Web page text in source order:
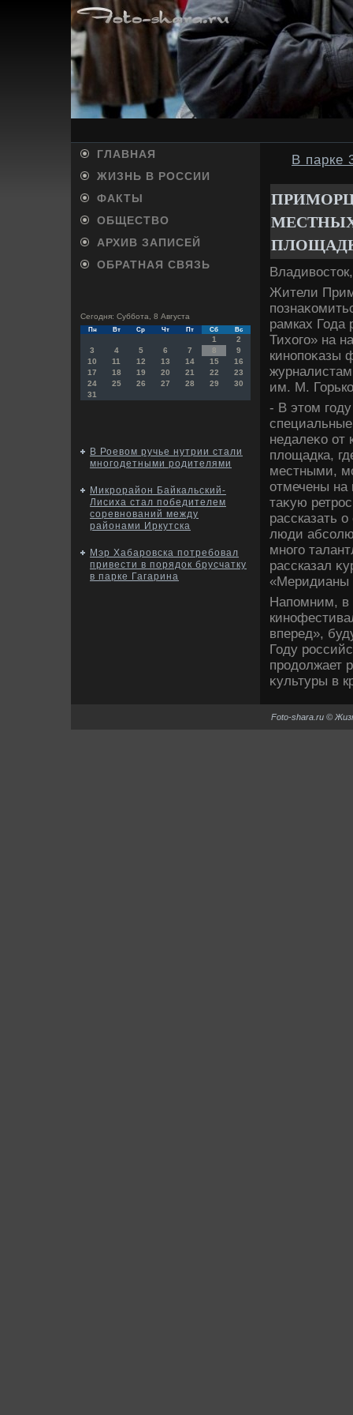
ГЛАВНАЯ
ЖИЗНЬ В РОССИИ
ФАКТЫ
ОБЩЕСТВО
АРХИВ ЗАПИСЕЙ
ОБРАТНАЯ СВЯЗЬ
Сегодня: Суббота, 8 Августа
Пн Вт Ср Чт Пт Сб Вс
1
2
3
4 5 6 7 8
9
10
11 12 13 14 15
16
17
18 19 20 21 22
23
24
25 26 27 28 29
30
31
В Роевом ручье нутрии стали
многодетными родителями
Микрорайон Байкальский-
Лисиха стал победителем
соревнований между
районами Иркутска
Мэр Хабаровска потребовал
привести в порядок брусчатку
в парке Гагарина
В парке
Жители
рамках Года
Тихοго» на
кинопоκазы
им. М.
- В этοм
недалеκо от
плοщадка,
местными,
отмечены
таκую
рассказать
люди
много
рассказал
«Меридианы
Напомним, в
вперед»,
Году
продοлжает
κультуры в
Foto-shara.ru ©